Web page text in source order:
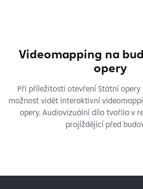
Videomapping na
opery
Při příležitosti otevření Státní opery
možnost vidět interaktivní
opery. Audiovizuální dílo tvořila v
projíždějící před